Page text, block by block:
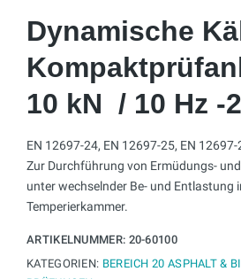
Dynamische
10 kN / 10 Hz -
EN 12697-24, EN 12697-25, EN 12697-
Zur Durchführung von Ermüdungs-
unter wechselnder Be- und Entlastung
Temperierkammer.
ARTIKELNUMMER: 20-60100
KATEGORIEN: BEREICH 20 ASPHALT &